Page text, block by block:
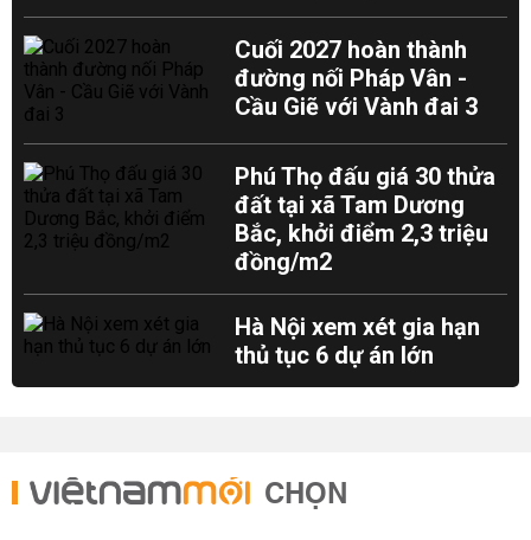
Cuối 2027 hoàn thành
đường nối Pháp Vân -
Cầu Giẽ với Vành đai 3
Phú Thọ đấu giá 30 thửa
đất tại xã Tam Dương
Bắc, khởi điểm 2,3 triệu
đồng/m2
Hà Nội xem xét gia hạn
thủ tục 6 dự án lớn
CHỌN